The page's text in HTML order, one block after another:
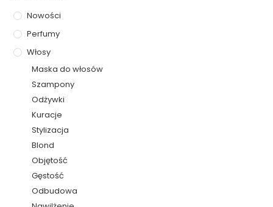
Nowości
Perfumy
Włosy
Maska do włosów
Szampony
Odżywki
Kuracje
Stylizacja
Blond
Objętość
Gęstość
Odbudowa